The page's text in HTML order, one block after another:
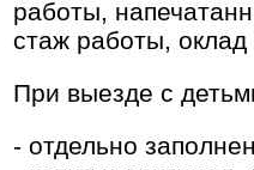
работы,
стаж работы,
При выезде с
- отдельно